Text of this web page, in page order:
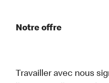
Notre offre
Travailler avec nous